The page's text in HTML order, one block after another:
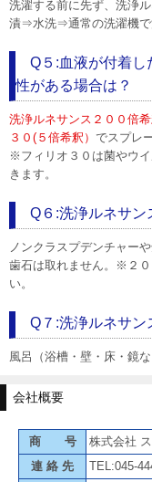
洗濯する前に先ず、洗浄
漬⇒水洗⇒通常の洗濯機で
Q５:血液が付着し
性がある場合は？
洗浄ルネサンス２００倍
３０(５倍希釈） でスプレ
※フィリオ３０は菌やウ
きます。
Q６:洗浄ルネサン
ノンクラスプデンチャー
歯石は取れません。※２
い。
Q７:洗浄ルネサン
風呂（浴槽・壁・床・鏡
会社概要
商 号
株式会社
連 絡 先
TEL:045-